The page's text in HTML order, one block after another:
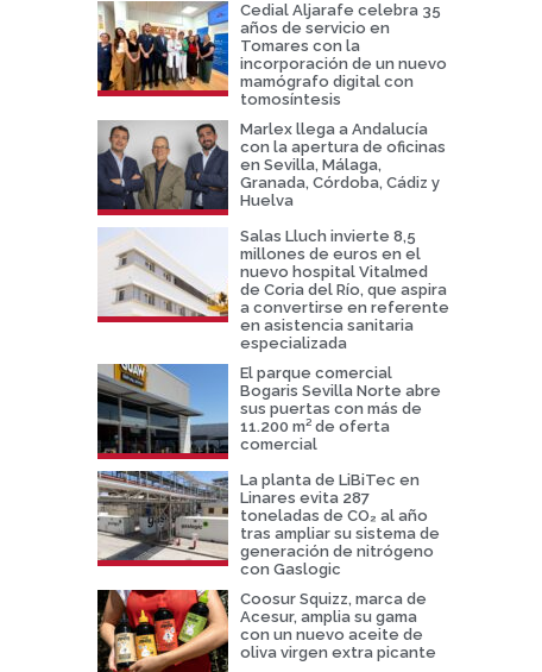
Cedial Aljarafe celebra 35
años de servicio en
Tomares con la
incorporación de un nuevo
mamógrafo digital con
tomosíntesis
Marlex llega a Andalucía
con la apertura de oficinas
en Sevilla, Málaga,
Granada, Córdoba, Cádiz y
Huelva
Salas Lluch invierte 8,5
millones de euros en el
nuevo hospital Vitalmed
de Coria del Río, que aspira
a convertirse en referente
en asistencia sanitaria
especializada
El parque comercial
Bogaris Sevilla Norte abre
sus puertas con más de
11.200 m² de oferta
comercial
La planta de LiBiTec en
Linares evita 287
toneladas de CO₂ al año
tras ampliar su sistema de
generación de nitrógeno
con Gaslogic
Coosur Squizz, marca de
Acesur, amplia su gama
con un nuevo aceite de
oliva virgen extra picante